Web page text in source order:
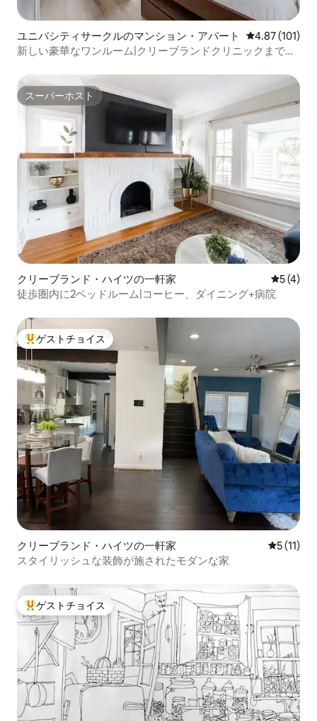
ユニバシティサークルのマンション・アパート レビュー101
4.87 (101)
新しい豪華なワンルーム|クリーブランドクリニックまで徒
スーパーホスト
スーパーホスト
クリーブランド・ハイツの一軒家 レビュー
5 (4)
徒歩圏内に2ベッドルーム|コーヒー、ダイニング+病院
大好評のゲストチョイスです。
ゲストチョイス
クリーブランド・ハイツの一軒家 レビュー
5 (11)
スタイリッシュな装飾が施されたモダンな家
大好評のゲストチョイスです。
ゲストチョイス